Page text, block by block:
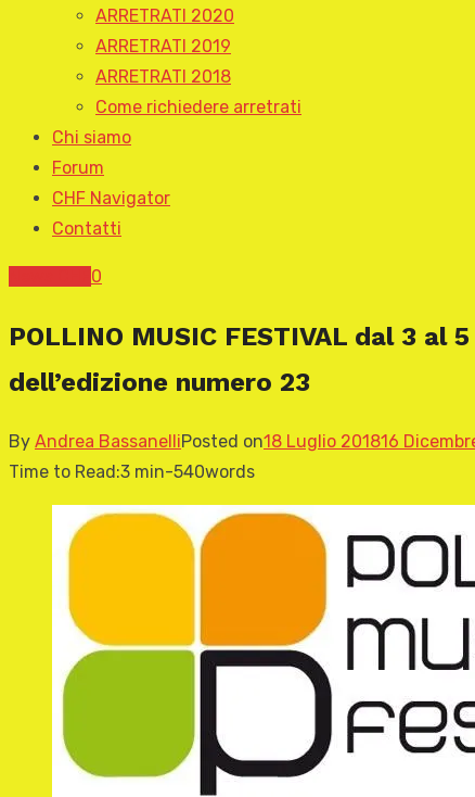
ARRETRATI 2020
ARRETRATI 2019
ARRETRATI 2018
Come richiedere arretrati
Chi siamo
Forum
CHF Navigator
Contatti
0
POLLINO MUSIC FESTIVAL dal 3
dell’edizione numero 23
By Andrea BassanelliPosted on18 Luglio 201816
Time to Read:3 min-540words